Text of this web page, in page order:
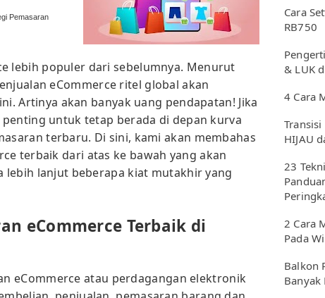
Pemasaran
lebih populer dari sebelumnya. Menurut
eCommerce ritel global akan
Artinya akan banyak uang pendapatan! Jika
untuk tetap berada di depan kurva
terbaru. Di sini, kami akan membahas
terbaik dari atas ke bawah yang akan
lebih lanjut beberapa kiat mutakhir yang
eCommerce Terbaik di
eCommerce atau perdagangan elektronik
Cara
RB750
& LUK
4 Cara
HIJAU
23
2 Cara
Pada
Balkon
Banyak